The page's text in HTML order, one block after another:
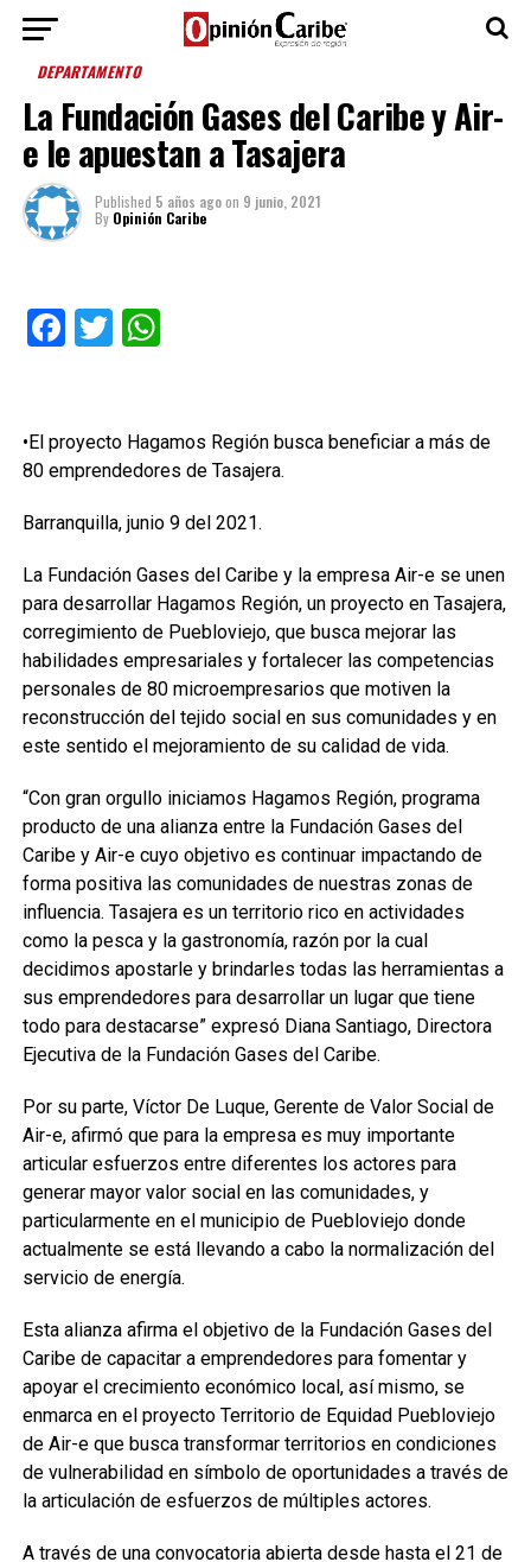
DEPARTAMENTO
La Fundación Gases del Caribe y Air-
e le apuestan a Tasajera
Published 5 años agoon 9 junio, 2021
By Opinión Caribe
Facebook
TwitterWhatsApp
•El proyecto Hagamos Región busca beneficiar a más de
80 emprendedores de Tasajera.
Barranquilla, junio 9 del 2021.
La Fundación Gases del Caribe y la empresa Air-e se unen
para desarrollar Hagamos Región, un proyecto en Tasajera,
corregimiento de Puebloviejo, que busca mejorar las
habilidades empresariales y fortalecer las competencias
personales de 80 microempresarios que motiven la
reconstrucción del tejido social en sus comunidades y en
este sentido el mejoramiento de su calidad de vida.
“Con gran orgullo iniciamos Hagamos Región, programa
producto de una alianza entre la Fundación Gases del
Caribe y Air-e cuyo objetivo es continuar impactando de
forma positiva las comunidades de nuestras zonas de
influencia. Tasajera es un territorio rico en actividades
como la pesca y la gastronomía, razón por la cual
decidimos apostarle y brindarles todas las herramientas a
sus emprendedores para desarrollar un lugar que tiene
todo para destacarse” expresó Diana Santiago, Directora
Ejecutiva de la Fundación Gases del Caribe.
Por su parte, Víctor De Luque, Gerente de Valor Social de
Air-e, afirmó que para la empresa es muy importante
articular esfuerzos entre diferentes los actores para
generar mayor valor social en las comunidades, y
particularmente en el municipio de Puebloviejo donde
actualmente se está llevando a cabo la normalización del
servicio de energía.
Esta alianza afirma el objetivo de la Fundación Gases del
Caribe de capacitar a emprendedores para fomentar y
apoyar el crecimiento económico local, así mismo, se
enmarca en el proyecto Territorio de Equidad Puebloviejo
de Air-e que busca transformar territorios en condiciones
de vulnerabilidad en símbolo de oportunidades a través de
la articulación de esfuerzos de múltiples actores.
A través de una convocatoria abierta desde hasta el 21 de